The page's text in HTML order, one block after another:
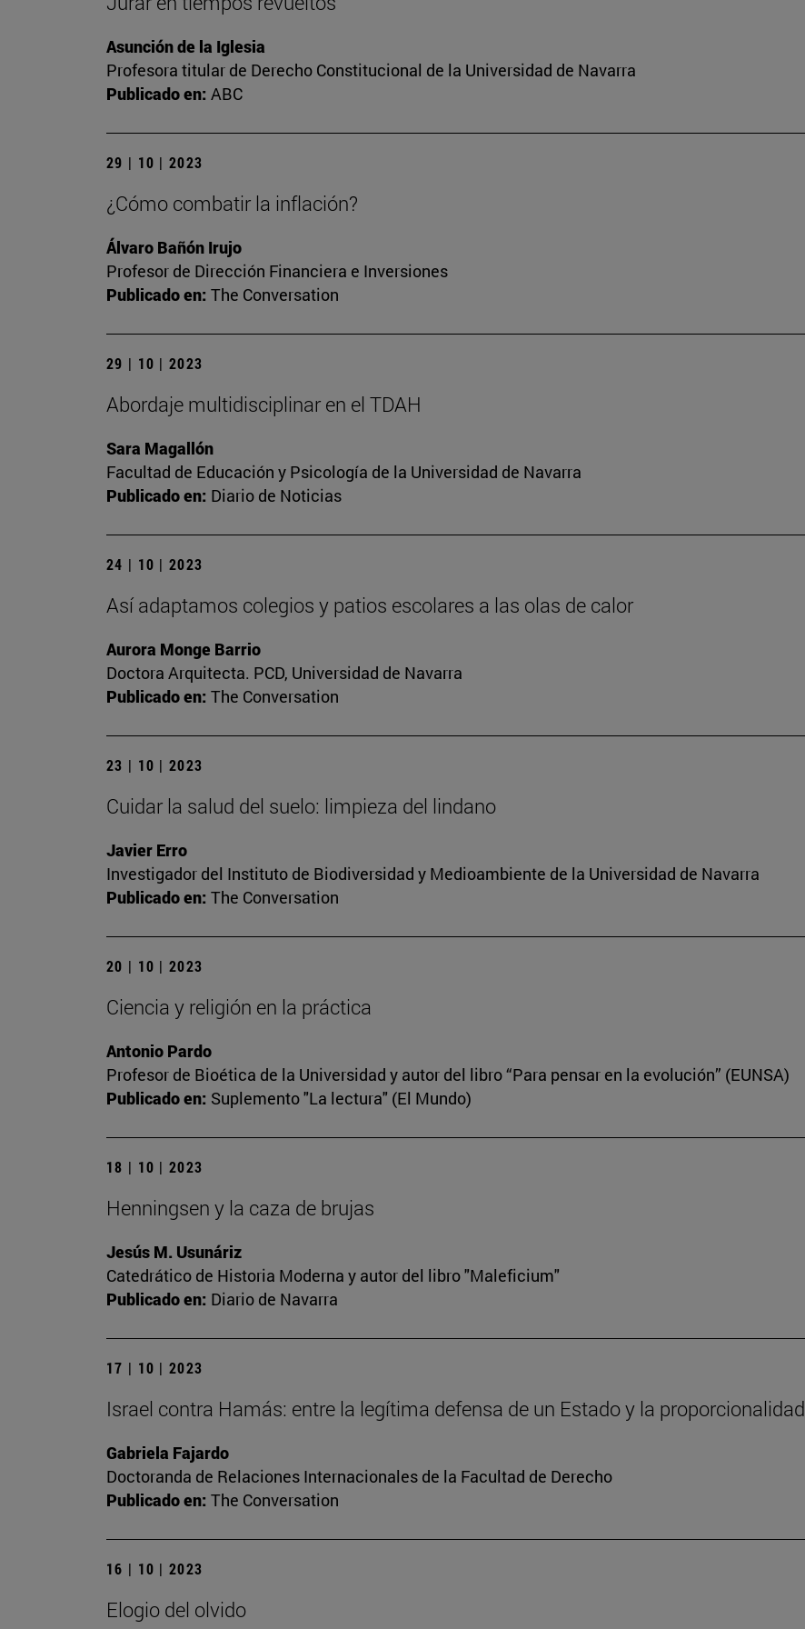
Asunción de la Iglesia
Profesora titular de Derecho Constitucional de la Universidad de Navarra
Publicado en: ABC
29 | 10 | 2023
¿Cómo combatir la inflación?
Álvaro Bañón Irujo
Profesor de Dirección Financiera e Inversiones
Publicado en: The Conversation
29 | 10 | 2023
Abordaje multidisciplinar en el TDAH
Sara Magallón
Facultad de Educación y Psicología de la Universidad de Navarra
Publicado en: Diario de Noticias
24 | 10 | 2023
Así adaptamos colegios y patios escolares a las olas de calor
Aurora Monge Barrio
Doctora Arquitecta. PCD, Universidad de Navarra
Publicado en: The Conversation
23 | 10 | 2023
Cuidar la salud del suelo: limpieza del lindano
Javier Erro
Investigador del Instituto de Biodiversidad y Medioambiente de la Universidad de Navarra
Publicado en: The Conversation
20 | 10 | 2023
Ciencia y religión en la práctica
Antonio Pardo
Profesor de Bioética de la Universidad y autor del libro “Para pensar en la evolución” (EUNSA)
Publicado en: Suplemento "La lectura" (El Mundo)
18 | 10 | 2023
Henningsen y la caza de brujas
Jesús M. Usunáriz
Catedrático de Historia Moderna y autor del libro "Maleficium"
Publicado en: Diario de Navarra
17 | 10 | 2023
Israel contra Hamás: entre la legítima defensa de un Estado y la proporcionalidad
Gabriela Fajardo
Doctoranda de Relaciones Internacionales de la Facultad de Derecho
Publicado en: The Conversation
16 | 10 | 2023
Elogio del olvido